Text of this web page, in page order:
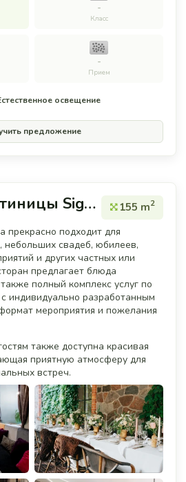
-
Класс
-
Прием
освещение
предложение
Ресторан гостиницы Sigulda 155 m2
прекрасно подходит для
небольших свадеб, юбилеев,
и других частных или
предлагает блюда
полный комплекс услуг по
индивидуально разработанным
мероприятия и пожелания
также доступна красивая
приятную атмосферу для
встреч.